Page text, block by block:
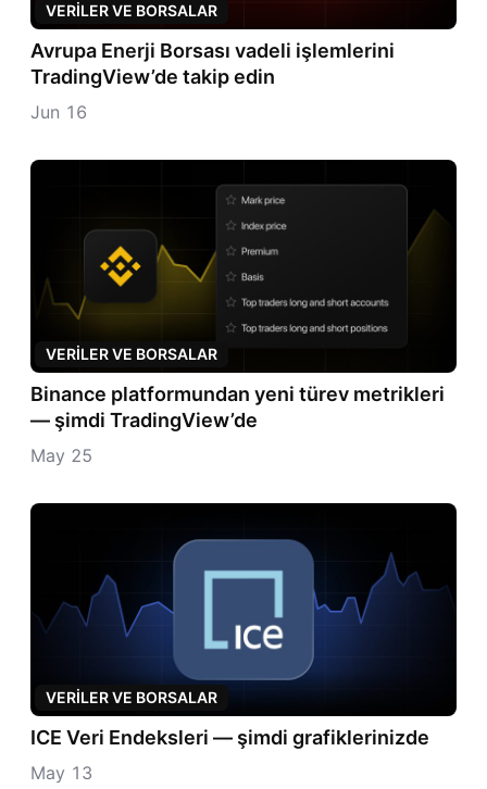
VERILER VE BORSALAR
Avrupa Enerji Borsası vadeli işlemlerini
TradingView’de takip edin
Jun 16
VERILER VE BORSALAR
Binance platformundan yeni türev metrikleri
— şimdi TradingView’de
May 25
VERILER VE BORSALAR
ICE Veri Endeksleri — şimdi grafiklerinizde
May 13